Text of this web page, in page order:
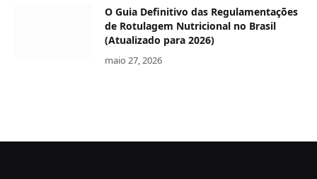
O Guia Definitivo das Regulamentações
de Rotulagem Nutricional no Brasil
(Atualizado para 2026)
maio 27, 2026